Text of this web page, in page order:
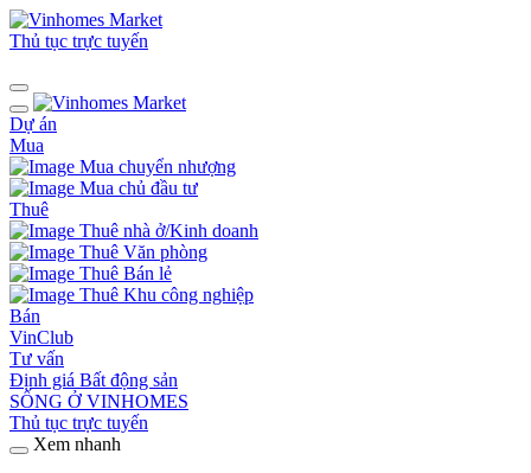
Thủ tục trực tuyến
Dự án
Mua
Mua chuyển nhượng
Mua chủ đầu tư
Thuê
Thuê nhà ở/Kinh doanh
Thuê Văn phòng
Thuê Bán lẻ
Thuê Khu công nghiệp
Bán
VinClub
Tư vấn
Định giá Bất động sản
SỐNG Ở VINHOMES
Thủ tục trực tuyến
Xem nhanh